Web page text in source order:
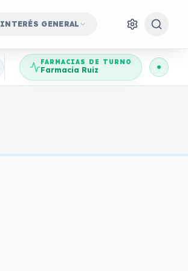
INTERÉS GENERAL
FARMACIAS DE TURNO
Farmacia Ruiz